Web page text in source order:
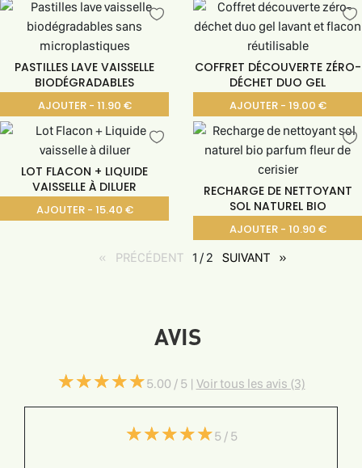
PASTILLES LAVE VAISSELLE
BIODÉGRADABLES
AJOUTER - 11.90 €
COFFRET DÉCOUVERTE ZÉRO-
DÉCHET DUO GEL
AJOUTER - 19.00 €
LOT FLACON + LIQUIDE
VAISSELLE À DILUER
AJOUTER - 15.40 €
RECHARGE DE NETTOYANT
SOL NATUREL BIO
AJOUTER - 10.90 €
PRÉCÉDENT page
1 / 2 SUIVANT page
AVIS
(*)
★
★
(*) ★
★
(*) ★
★
(*) ★
★
(*) ★
★5.00 / 5 | Voir tous les avis (3)
(*)
★
★
(*) ★
★
(*) ★
★
(*) ★
★
(*) ★
★5 / 5